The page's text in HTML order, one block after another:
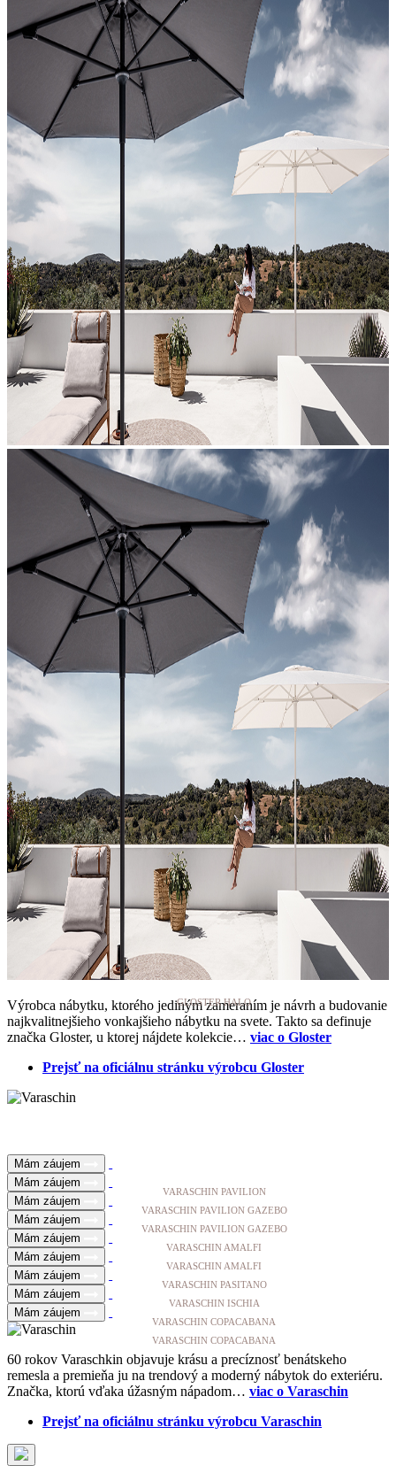
GLOSTER HALO
Výrobca nábytku, ktorého jediným zameraním je návrh a budovanie
najkvalitnejšieho vonkajšieho nábytku na svete. Takto sa definuje
značka Gloster, u ktorej nájdete kolekcie… viac o Gloster
Prejsť na oficiálnu stránku výrobcu Gloster
Mám záujem
VARASCHIN PAVILION
Mám záujem
VARASCHIN PAVILION GAZEBO
Mám záujem
VARASCHIN PAVILION GAZEBO
Mám záujem
VARASCHIN AMALFI
Mám záujem
VARASCHIN AMALFI
Mám záujem
VARASCHIN PASITANO
Mám záujem
VARASCHIN ISCHIA
Mám záujem
VARASCHIN COPACABANA
Mám záujem
VARASCHIN COPACABANA
60 rokov Varaschkin objavuje krásu a precíznosť benátskeho
remesla a premieňa ju na trendový a moderný nábytok do exteriéru.
Značka, ktorú vďaka úžasným nápadom… viac o Varaschin
Prejsť na oficiálnu stránku výrobcu Varaschin